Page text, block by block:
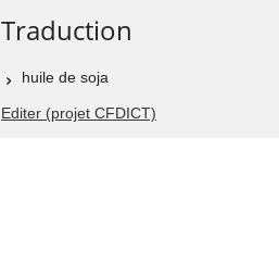
Traduction
huile de soja
Editer (projet CFDICT)